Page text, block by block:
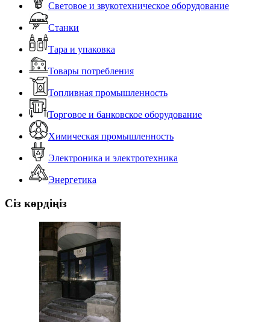
Световое и звукотехническое оборудование
Станки
Тара и упаковка
Товары потребления
Топливная промышленность
Торговое и банковское оборудование
Химическая промышленность
Электроника и электротехника
Энергетика
Сіз көрдіңіз